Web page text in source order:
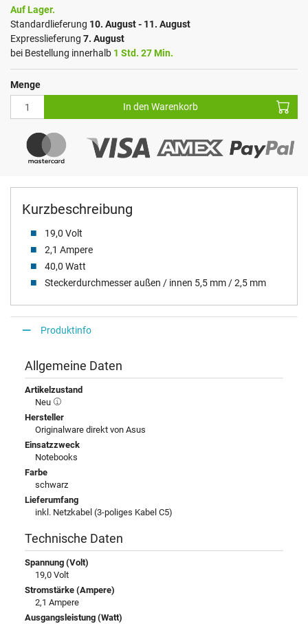
Kurzbeschreibung
19,0 Volt
2,1 Ampere
40,0 Watt
Steckerdurchmesser außen / innen 5,5 mm / 2,5 mm
Auf Lager.
Standardlieferung 10. August - 11. August
Expresslieferung 7. August
bei Bestellung innerhalb 1 Std. 27 Min.
Menge
In den Warenkorb
Produktinfo
Allgemeine Daten
Artikelzustand
Neu
Hersteller
Originalware direkt von Asus
Einsatzzweck
Notebooks
Farbe
schwarz
Lieferumfang
inkl. Netzkabel (3-poliges Kabel C5)
Technische Daten
Spannung (Volt)
19,0 Volt
Stromstärke (Ampere)
2,1 Ampere
Ausgangsleistung (Watt)